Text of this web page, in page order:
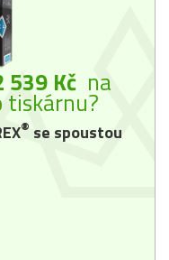
539 Kč na
® se spoustou